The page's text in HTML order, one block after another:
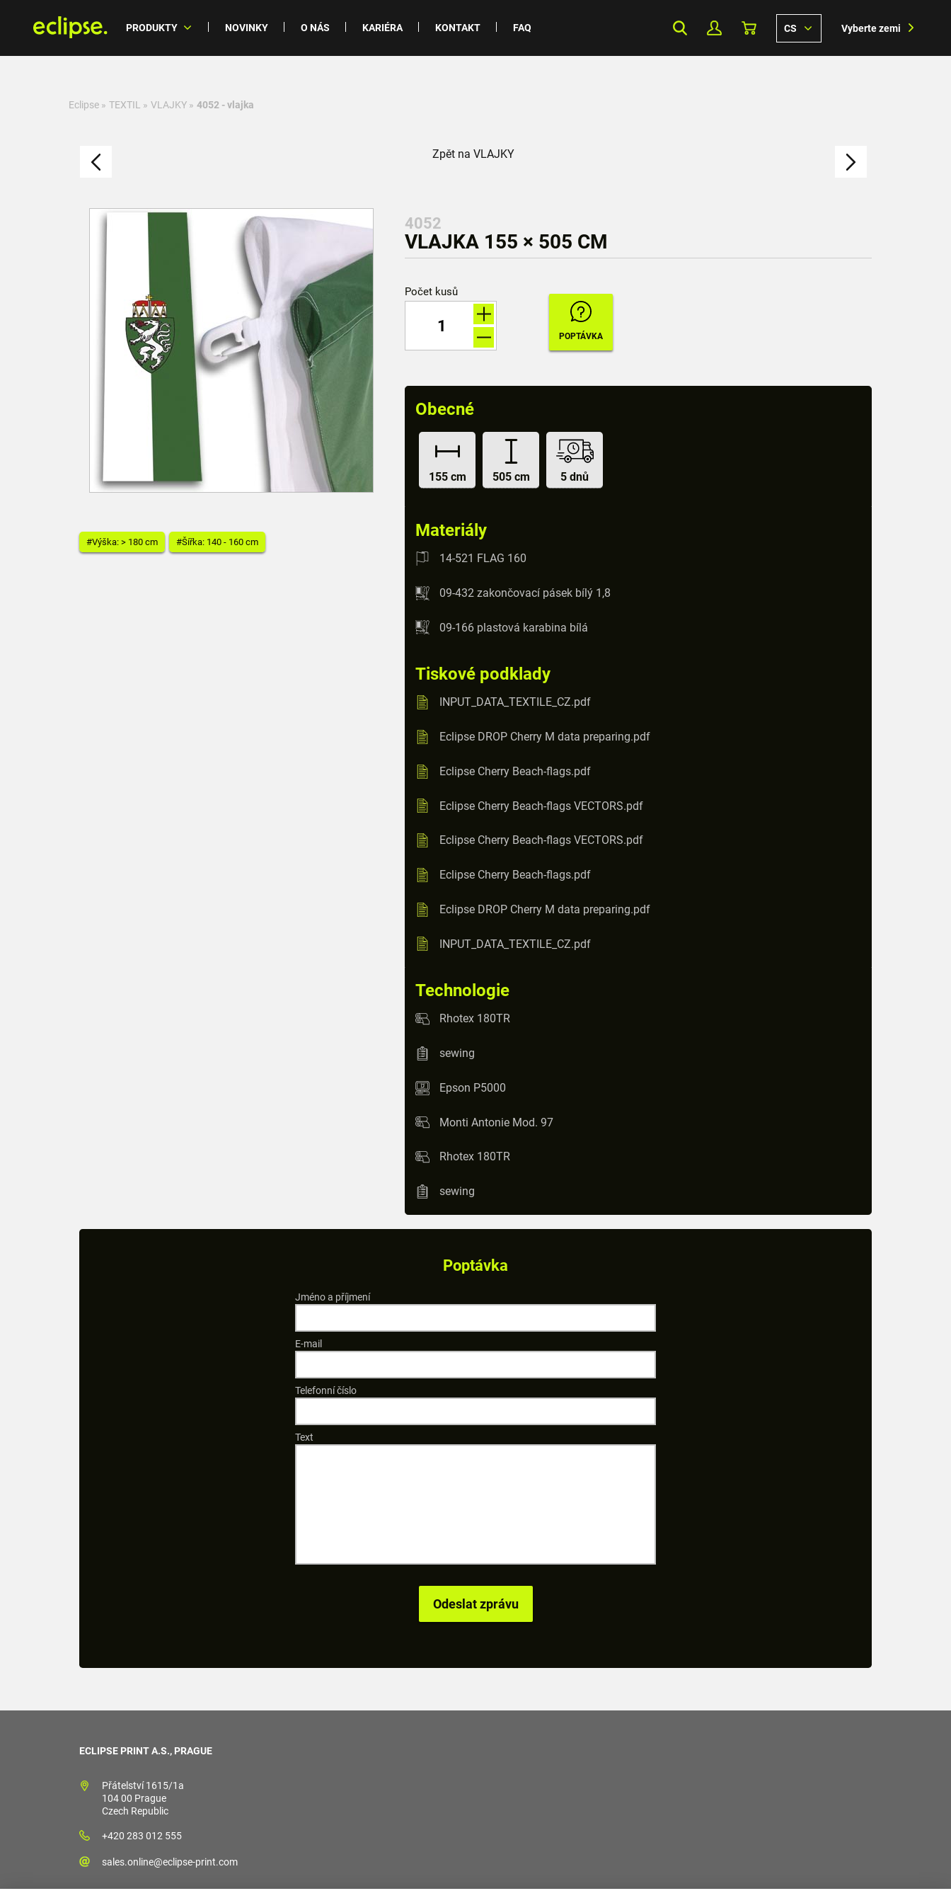
PRODUKTY NOVINKY O NÁS KARIÉRA KONTAKT FAQ CS Vyberte zemi
Eclipse » TEXTIL » VLAJKY » 4052 - vlajka
Zpět na VLAJKY
#Výška: > 180 cm #Šířka: 140 - 160 cm
4052
VLAJKA 155 × 505 CM
Počet kusů
Obecné
155 cm 505 cm 5 dnů
Materiály
14-521 FLAG 160
09-432 zakončovací pásek bílý 1,8
09-166 plastová karabina bílá
Tiskové podklady
INPUT_DATA_TEXTILE_CZ.pdf
Eclipse DROP Cherry M data preparing.pdf
Eclipse Cherry Beach-flags.pdf
Eclipse Cherry Beach-flags VECTORS.pdf
Eclipse Cherry Beach-flags VECTORS.pdf
Eclipse Cherry Beach-flags.pdf
Eclipse DROP Cherry M data preparing.pdf
INPUT_DATA_TEXTILE_CZ.pdf
Technologie
Rhotex 180TR
sewing
Epson P5000
Monti Antonie Mod. 97
Rhotex 180TR
sewing
Poptávka
Jméno a příjmení
E-mail
Telefonní číslo
Text
ECLIPSE PRINT A.S., PRAGUE
Přátelství 1615/1a
104 00 Prague
Czech Republic
+420 283 012 555
sales.online@eclipse-print.com